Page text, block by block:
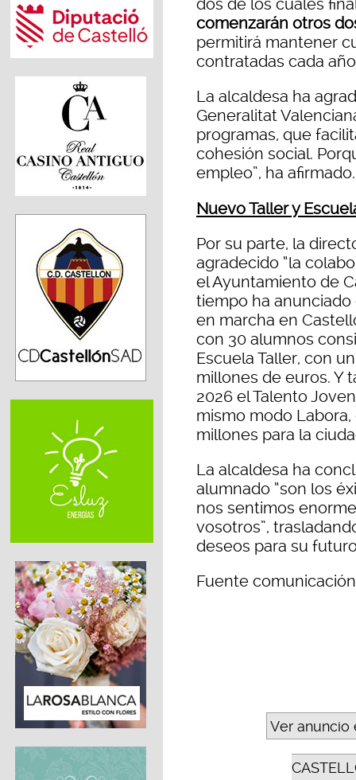
dos de los cuales
comenzarán otros
permitirá mantener
contratadas cada
La alcaldesa ha
Generalitat
programas, que
cohesión social.
empleo”, ha afirmado.
Nuevo Taller y
Por su parte, la
agradecido “la
el Ayuntamiento de
tiempo ha anunciado
en marcha en
con 30 alumnos
Escuela Taller, con
millones de euros. Y
2026 el Talento
mismo modo
millones para la
La alcaldesa ha
alumnado “son los
nos sentimos
vosotros”,
deseos para su
Fuente
Ver anuncio